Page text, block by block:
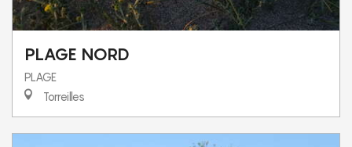
PLAGE NORD
PLAGE
Torreilles